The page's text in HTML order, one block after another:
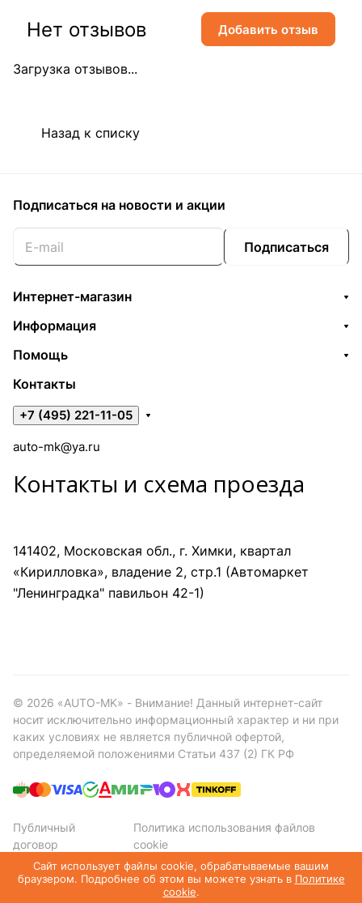
Загрузка отзывов...
Нет отзывов Добавить отзыв
Назад к списку
Подписаться на новости и акции
Подписаться
Интернет-магазин
Информация
Помощь
Контакты
+7 (495) 221-11-05
auto-mk@ya.ru
Контакты и схема проезда
141402, Московская обл., г. Химки, квартал
«Кирилловка», владение 2, стр.1 (Автомаркет
"Ленинградка" павильон 42-1)
© 2026 «AUTO-MK» - Внимание! Данный интернет-сайт
носит исключительно информационный характер и ни при
каких условиях не является публичной офертой,
определяемой положениями Статьи 437 (2) ГК РФ
Публичный
договор
Политика использования файлов
cookie
Политика конфиденциальности
Сайт использует файлы cookie, обрабатываемые вашим
браузером. Подробнее об этом вы можете узнать в Политике
cookie.